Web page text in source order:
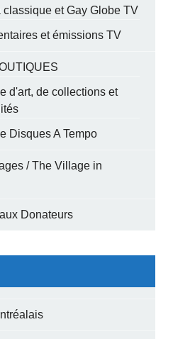
classique et Gay Globe TV
et émissions TV
d'art, de collections et
Disques A Tempo
/ The Village in
Donateurs